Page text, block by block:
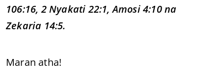
106:16, 2 Nyakati 22:1, Amosi 4:10 na
Zekaria 14:5.
Maran atha!